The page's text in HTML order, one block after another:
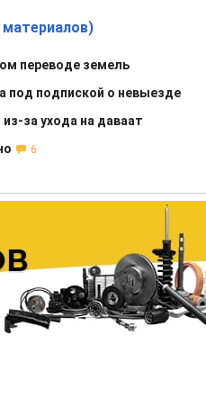
материалов)
переводе земель
под подпиской о невыезде
за ухода на даваат
6